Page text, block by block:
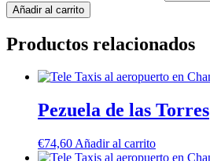
Añadir al carrito
Productos relacionados
Pezuela de las Torres
€74,60 Añadir al carrito